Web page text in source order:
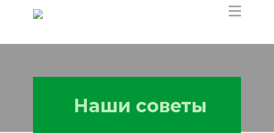
Наши советы